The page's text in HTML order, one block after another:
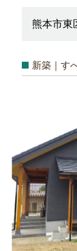
熊本市東
新築｜す